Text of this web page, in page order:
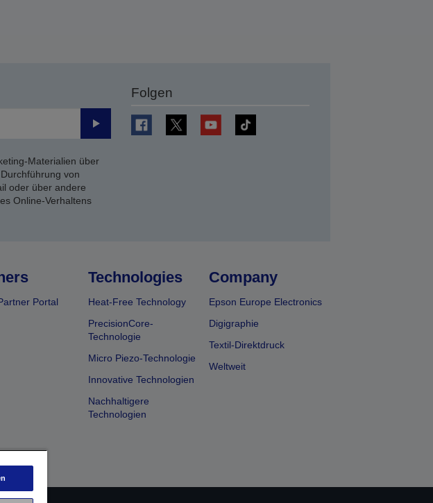
Senden
Materialien über
von
oder über andere
Online-Verhaltens
Folgen
Portal
Technologies
Heat-Free Technology
PrecisionCore-
Technologie
Micro Piezo-Technologie
Innovative Technologien
Nachhaltigere
Technologien
Company
Epson Europe Electronics
Digigraphie
Textil-Direktdruck
Weltweit